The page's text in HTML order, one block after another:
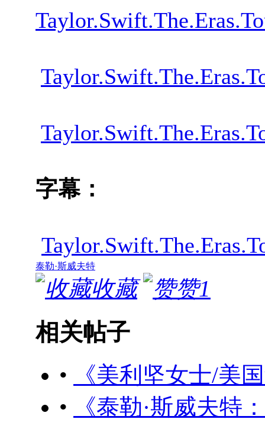
字幕：
泰勒·斯威夫特
收藏 赞1
相关帖子
•
《美利坚女士/美
•
《泰勒·斯威夫特